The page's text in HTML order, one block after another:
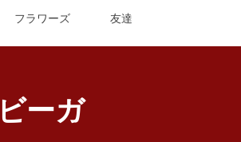
フラワーズ 友達
ーガ